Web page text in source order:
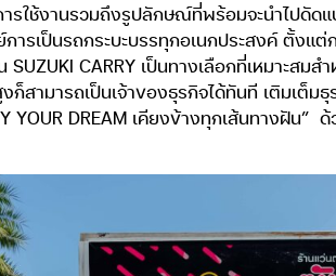
รใช้งานรวมถึงรูปลักษณ์ที่พร้อมจะนำไปดั
รเป็นรถกระบะบรรทุกอเนกประสงค์ ตั้งแ
CARRY เป็นทางเลือกที่เหมาะส
งก็สามารถเป็นเจ้าของธุรกิจได้ทันที เติม
YOUR DREAM เคียงข้างทุกเส้นทางฝัน” ด้